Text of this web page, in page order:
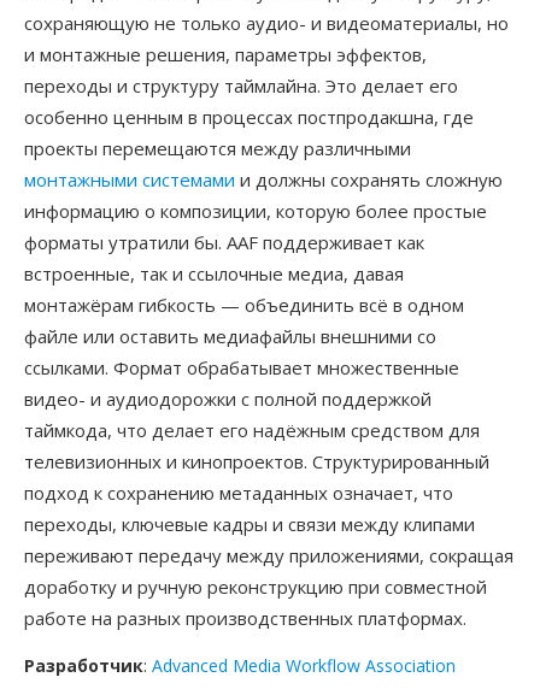
сохраняющую не только аудио- и видеоматериалы, но
и монтажные решения, параметры эффектов,
переходы и структуру таймлайна. Это делает его
особенно ценным в процессах постпродакшна, где
проекты перемещаются между различными
монтажными системами и должны сохранять сложную
информацию о композиции, которую более простые
форматы утратили бы. AAF поддерживает как
встроенные, так и ссылочные медиа, давая
монтажёрам гибкость — объединить всё в одном
файле или оставить медиафайлы внешними со
ссылками. Формат обрабатывает множественные
видео- и аудиодорожки с полной поддержкой
таймкода, что делает его надёжным средством для
телевизионных и кинопроектов. Структурированный
подход к сохранению метаданных означает, что
переходы, ключевые кадры и связи между клипами
переживают передачу между приложениями, сокращая
доработку и ручную реконструкцию при совместной
работе на разных производственных платформах.
Разработчик: Advanced Media Workflow Association